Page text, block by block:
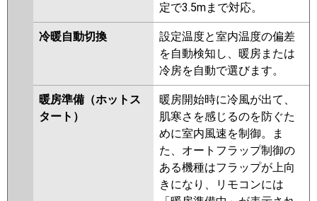
パナソニック PA-P56L7KB PA-P56L7KNB PA-
P56L7HNB PA-P56L7HB PA-
P56L7KNA PA-P56L7KA PA-
P56L7HA PA-P56L7HNA PA-
P56L7K PA-P56L7KN PA-P56L7H
PA-P56L7HN PA-P56L6KB PA-
P56L6KNB PA-P56L6HB PA-
P56L6HNB PA-P56L6KA PA-
P56L6KN1
PA-P56L6HA PA-
P56L6HN1 PA-P56L6H
定で3.5mまで対応。
冷暖自動切換
設定温度と室内温度の偏差
を自動検知し、暖房または
冷房を自動で選びます。
暖房準備（ホットス
タート）
暖房開始時に冷風が出て、
肌寒さを感じるのを防ぐた
めに室内風速を制御。ま
た、オートフラップ制御の
ある機種はフラップが上向
きになり、リモコンには